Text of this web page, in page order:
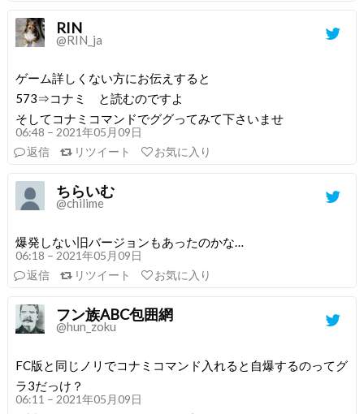
RIN
@RIN_ja
ゲーム詳しくない方にお伝えすると
573⇒コナミ と読むのですよ
そしてコナミコマンドでググってみて下さいませ
06:48 – 2021年05月09日
返信
リツイート お気に入り
ちらいむ
@chilime
爆発しない旧バージョンもあったのかな…
06:18 – 2021年05月09日
返信
リツイート お気に入り
フン族ABC包囲網
@hun_zoku
FC版と同じノリでコナミコマンド入れると自爆するのってグ
ラ3だっけ？
06:11 – 2021年05月09日